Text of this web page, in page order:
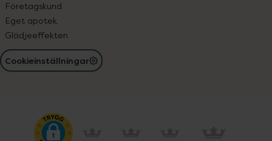
Företagskund
Eget apotek
Glädjeeffekten
Cookieinställningar